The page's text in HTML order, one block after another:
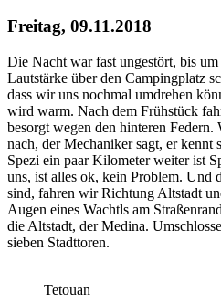
Freitag, 09.11.2018
Die Nacht war fast ungestört, bis
Lautstärke über den Campingplatz
dass wir uns nochmal umdrehen
wird warm. Nach dem Frühstück
besorgt wegen den hinteren
nach, der Mechaniker sagt, er kennt
Spezi ein paar Kilometer weiter ist
uns, ist alles ok, kein Problem. Und
sind, fahren wir Richtung Altstadt
Augen eines Wachtls am
die Altstadt, der Medina.
sieben Stadttoren.
Tetouan